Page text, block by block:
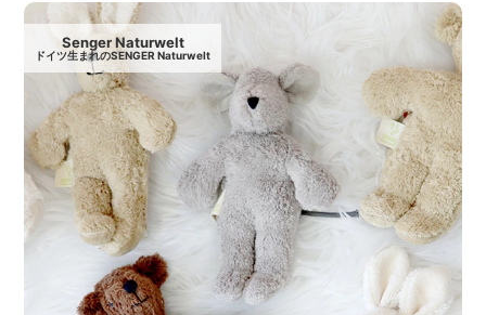
Senger Naturwelt
ドイツ生まれのSENGER Naturwelt